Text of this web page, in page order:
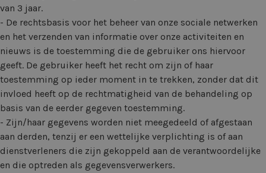
van 3 jaar.
- De rechtsbasis voor het beheer van onze sociale netwerken
en het verzenden van informatie over onze activiteiten en
nieuws is de toestemming die de gebruiker ons hiervoor
geeft. De gebruiker heeft het recht om zijn of haar
toestemming op ieder moment in te trekken, zonder dat dit
invloed heeft op de rechtmatigheid van de behandeling op
basis van de eerder gegeven toestemming.
- Zijn/haar gegevens worden niet meegedeeld of afgestaan
aan derden, tenzij er een wettelijke verplichting is of aan
dienstverleners die zijn gekoppeld aan de verantwoordelijke
en die optreden als gegevensverwerkers.